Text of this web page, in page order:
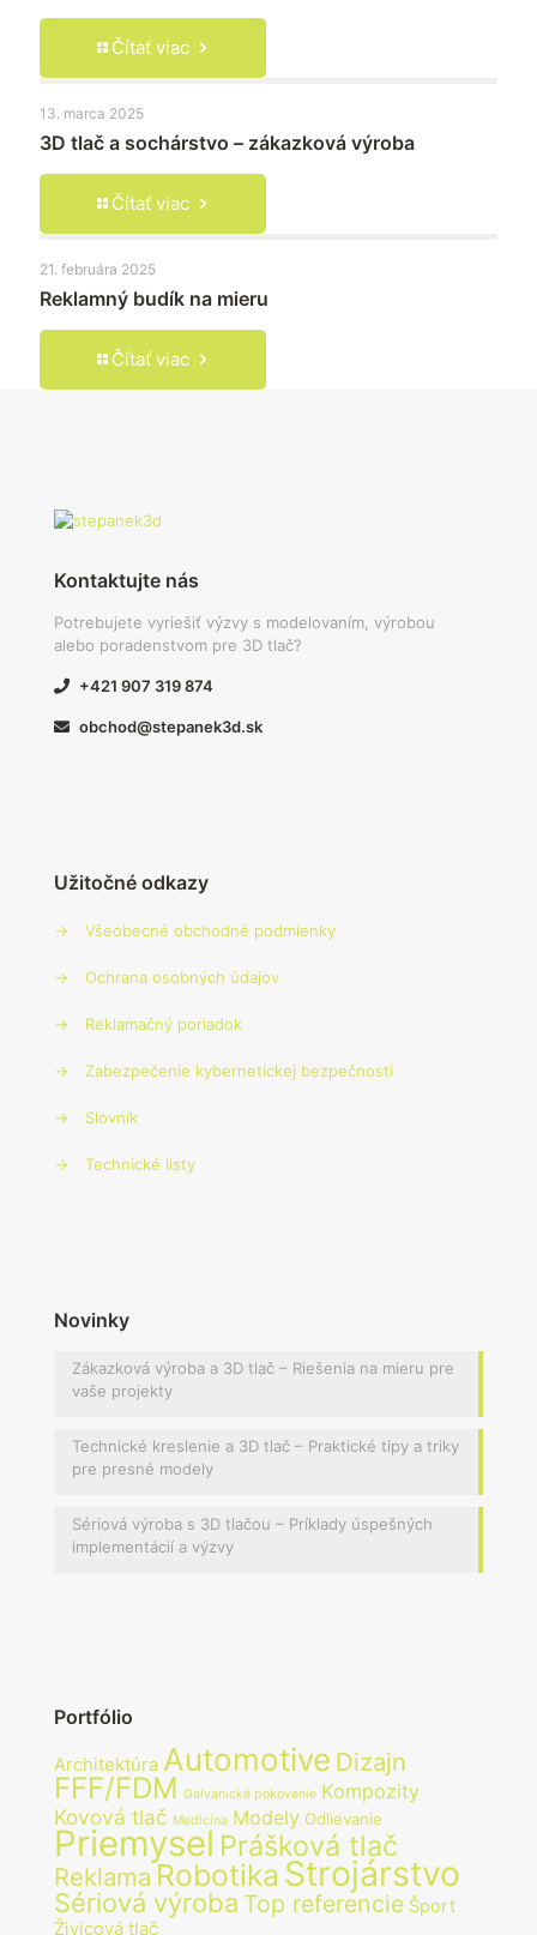
Čítať viac
13. marca 2025
3D tlač a sochárstvo – zákazková výroba
Čítať viac
21. februára 2025
Reklamný budík na mieru
Čítať viac
Kontaktujte nás
Potrebujete vyriešiť výzvy s modelovaním, výrobou
alebo poradenstvom pre 3D tlač?
+421 907 319 874
obchod@stepanek3d.sk
Užitočné odkazy
→ Všeobecné obchodné podmienky
→ Ochrana osobných údajov
→ Reklamačný poriadok
→ Zabezpečenie kybernetickej bezpečnosti
→ Slovník
→ Technické listy
Novinky
Zákazková výroba a 3D tlač – Riešenia na mieru pre
vaše projekty
Technické kreslenie a 3D tlač – Praktické tipy a triky
pre presné modely
Sériová výroba s 3D tlačou – Príklady úspešných
implementácií a výzvy
Portfólio
Architektúra Automotive Dizajn
FFF/FDM Galvanické pokovenie Kompozity
Kovová tlač Medicína Modely Odlievanie
Priemysel Prášková tlač
Reklama Robotika Strojárstvo
Sériová výroba Top referencie Šport
Živicová tlač